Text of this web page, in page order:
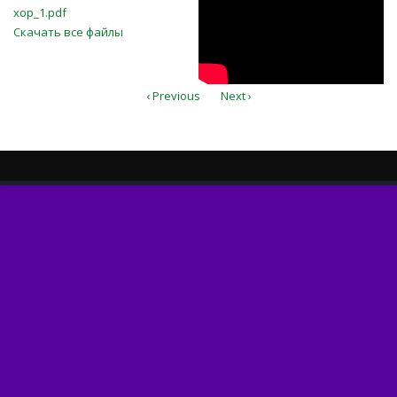
хор_1.pdf
Скачать все файлы
‹ Previous Next ›